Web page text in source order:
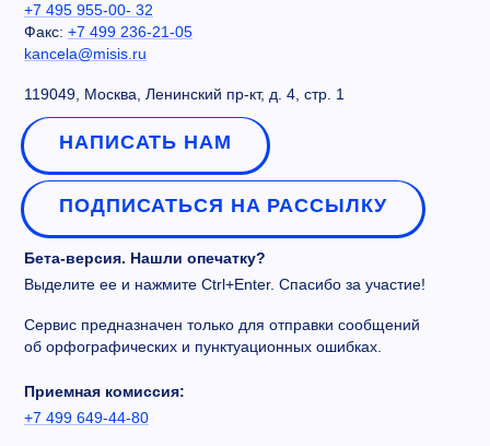
+7 495 955-00- 32
Факс: +7 499 236-21-05
kancela@misis.ru
119049, Москва, Ленинский пр-кт, д. 4, стр. 1
НАПИСАТЬ НАМ
ПОДПИСАТЬСЯ НА РАССЫЛКУ
Бета-версия. Нашли опечатку?
Выделите ее и нажмите Ctrl+Enter. Спасибо за участие!
Сервис предназначен только для отправки сообщений
об орфографических и пунктуационных ошибках.
Приемная комиссия:
+7 499 649-44-80